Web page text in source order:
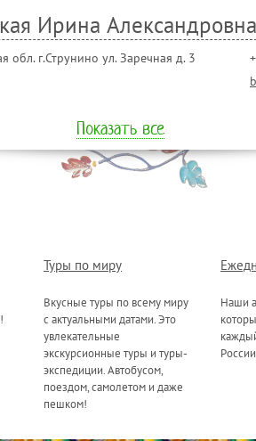
Ирина Александровна
обл. г.Струнино ул. Заречная д. 3
Показать все
Туры по миру
Вкусные туры по всему миру
с актуальными датами. Это
увлекательные
экскурсионные туры и туры-
экспедиции. Автобусом,
поездом, самолетом и даже
пешком!
Наши